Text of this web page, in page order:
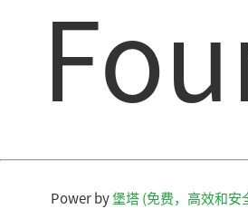
Power by堡塔 (免费，高效和安